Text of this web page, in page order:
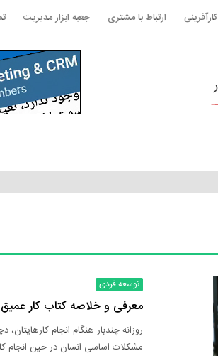
کارآفرینی ارتباط با مشتری جعبه ابزار مدیریت
توسعه فردی
معرفی و خلاصه کتاب کار عمیق:
روزانه چندبار هنگام انجام
مشکلات اساسی انسان در حین انجام